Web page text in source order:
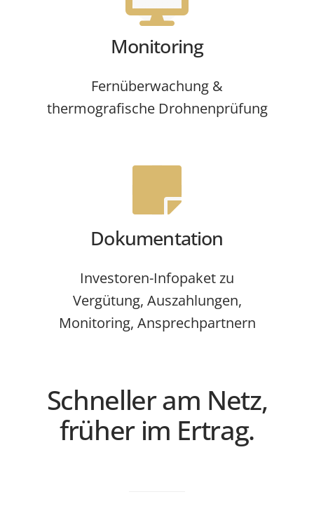
Monitoring
Fernüberwachung &
thermografische Drohnenprüfung
Dokumentation
Investoren-Infopaket zu
Vergütung, Auszahlungen,
Monitoring, Ansprechpartnern
Schneller am Netz,
früher im Ertrag.